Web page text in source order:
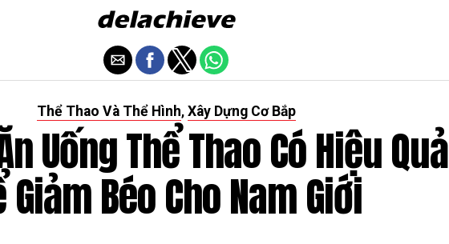
Thể Thao Và Thể Hình, Xây Dựng Cơ Bắp
Uống Thể Thao Có Hiệu Quả
Giảm Béo Cho Nam Giới